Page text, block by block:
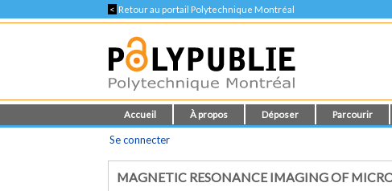
< Retour au portail Polytechnique Montréal
Accueil À propos Déposer Parcourir
Se connecter
MAGNETIC RESONANCE IMAGING OF